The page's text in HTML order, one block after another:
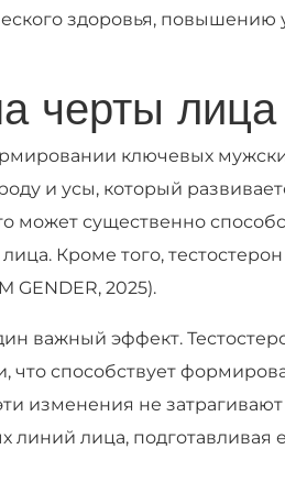
здоровья,
черты лица
ключевых
и усы, который
может существенно
Кроме того,
2025).
важный эффект.
что способствует
изменения не
линий лица,